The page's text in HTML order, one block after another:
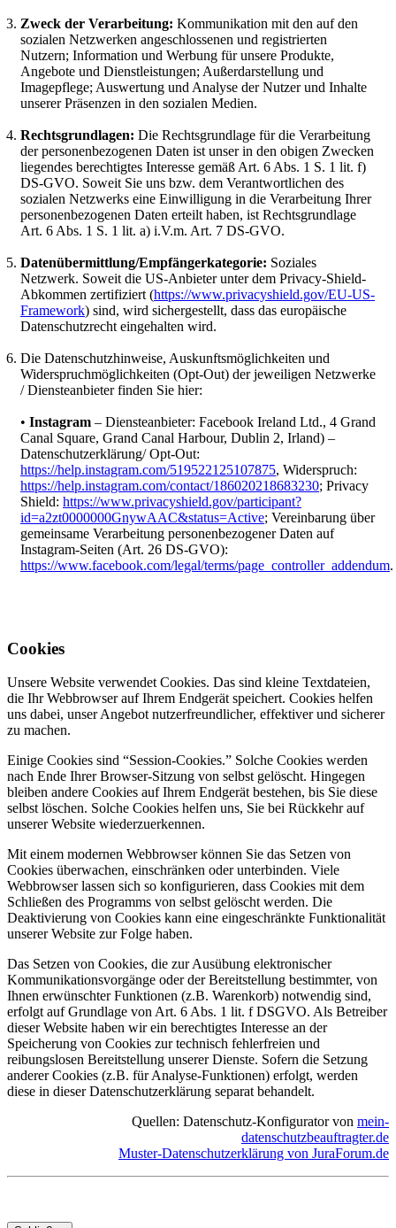
Zweck der Verarbeitung: Kommunikation mit den auf den
sozialen Netzwerken angeschlossenen und registrierten
Nutzern; Information und Werbung für unsere Produkte,
Angebote und Dienstleistungen; Außerdarstellung und
Imagepflege; Auswertung und Analyse der Nutzer und Inhalte
unserer Präsenzen in den sozialen Medien.
Rechtsgrundlagen: Die Rechtsgrundlage für die Verarbeitung
der personenbezogenen Daten ist unser in den obigen Zwecken
liegendes berechtigtes Interesse gemäß Art. 6 Abs. 1 S. 1 lit. f)
DS-GVO. Soweit Sie uns bzw. dem Verantwortlichen des
sozialen Netzwerks eine Einwilligung in die Verarbeitung Ihrer
personenbezogenen Daten erteilt haben, ist Rechtsgrundlage
Art. 6 Abs. 1 S. 1 lit. a) i.V.m. Art. 7 DS-GVO.
Datenübermittlung/Empfängerkategorie: Soziales
Netzwerk. Soweit die US-Anbieter unter dem Privacy-Shield-
Abkommen zertifiziert (https://www.privacyshield.gov/EU-US-
Framework) sind, wird sichergestellt, dass das europäische
Datenschutzrecht eingehalten wird.
Die Datenschutzhinweise, Auskunftsmöglichkeiten und
Widerspruchmöglichkeiten (Opt-Out) der jeweiligen Netzwerke
/ Diensteanbieter finden Sie hier:
• Instagram – Diensteanbieter: Facebook Ireland Ltd., 4 Grand
Canal Square, Grand Canal Harbour, Dublin 2, Irland) –
Datenschutzerklärung/ Opt-Out:
https://help.instagram.com/519522125107875, Widerspruch:
https://help.instagram.com/contact/186020218683230; Privacy
Shield: https://www.privacyshield.gov/participant?
id=a2zt0000000GnywAAC&status=Active; Vereinbarung über
gemeinsame Verarbeitung personenbezogener Daten auf
Instagram-Seiten (Art. 26 DS-GVO):
https://www.facebook.com/legal/terms/page_controller_addendum.
Cookies
Unsere Website verwendet Cookies. Das sind kleine Textdateien,
die Ihr Webbrowser auf Ihrem Endgerät speichert. Cookies helfen
uns dabei, unser Angebot nutzerfreundlicher, effektiver und sicherer
zu machen.
Einige Cookies sind “Session-Cookies.” Solche Cookies werden
nach Ende Ihrer Browser-Sitzung von selbst gelöscht. Hingegen
bleiben andere Cookies auf Ihrem Endgerät bestehen, bis Sie diese
selbst löschen. Solche Cookies helfen uns, Sie bei Rückkehr auf
unserer Website wiederzuerkennen.
Mit einem modernen Webbrowser können Sie das Setzen von
Cookies überwachen, einschränken oder unterbinden. Viele
Webbrowser lassen sich so konfigurieren, dass Cookies mit dem
Schließen des Programms von selbst gelöscht werden. Die
Deaktivierung von Cookies kann eine eingeschränkte Funktionalität
unserer Website zur Folge haben.
Das Setzen von Cookies, die zur Ausübung elektronischer
Kommunikationsvorgänge oder der Bereitstellung bestimmter, von
Ihnen erwünschter Funktionen (z.B. Warenkorb) notwendig sind,
erfolgt auf Grundlage von Art. 6 Abs. 1 lit. f DSGVO. Als Betreiber
dieser Website haben wir ein berechtigtes Interesse an der
Speicherung von Cookies zur technisch fehlerfreien und
reibungslosen Bereitstellung unserer Dienste. Sofern die Setzung
anderer Cookies (z.B. für Analyse-Funktionen) erfolgt, werden
diese in dieser Datenschutzerklärung separat behandelt.
Quellen: Datenschutz-Konfigurator von mein-
datenschutzbeauftragter.de
Muster-Datenschutzerklärung von JuraForum.de